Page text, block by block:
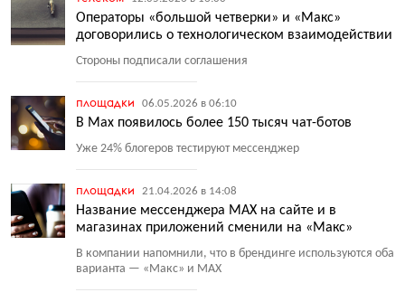
Операторы «большой четверки» и «Макс»
договорились о технологическом взаимодействии
Стороны подписали соглашения
площадки 06.05.2026 в 06:10
В Max появилось более 150 тысяч чат-ботов
Уже 24% блогеров тестируют мессенджер
площадки 21.04.2026 в 14:08
Название мессенджера MAX на сайте и в
магазинах приложений сменили на «Макс»
В компании напомнили, что в брендинге используются оба
варианта — «Макс» и MAX